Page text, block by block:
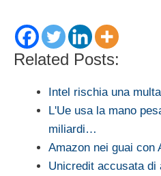
Related Posts:
Intel rischia una
L'Ue usa la mano
miliardi…
Amazon nei guai con
Unicredit accusata